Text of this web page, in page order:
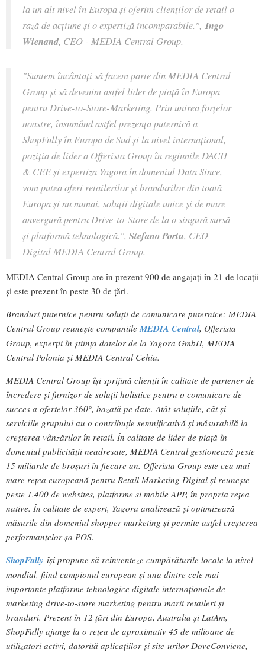
la un alt nivel în Europa și oferim clienților de retail o
rază de acțiune și o expertiză incomparabile.", Ingo
Wienand, CEO - MEDIA Central Group.
"Suntem încântați să facem parte din MEDIA Central
Group și să devenim astfel lider de piață în Europa
pentru Drive-to-Store-Marketing. Prin unirea forțelor
noastre, însumând astfel prezența puternică a
ShopFully în Europa de Sud și la nivel internațional,
poziția de lider a Offerista Group în regiunile DACH
& CEE și expertiza Yagora în domeniul Data Since,
vom putea oferi retailerilor și brandurilor din toată
Europa și nu numai, soluții digitale unice și de mare
anvergură pentru Drive-to-Store de la o singură sursă
și platformă tehnologică.", Stefano Portu, CEO
Digital MEDIA Central Group.
MEDIA Central Group are în prezent 900 de angajați în 21 de locații
și este prezent în peste 30 de țări.
Branduri puternice pentru soluții de comunicare puternice: MEDIA
Central Group reunește companiile MEDIA Central, Offerista
Group, experții în știința datelor de la Yagora GmbH, MEDIA
Central Polonia și MEDIA Central Cehia.
MEDIA Central Group își sprijină clienții în calitate de partener de
încredere și furnizor de soluții holistice pentru o comunicare de
succes a ofertelor 360°, bazată pe date. Atât soluțiile, cât și
serviciile grupului au o contribuție semnificativă și măsurabilă la
creșterea vânzărilor în retail. În calitate de lider de piață în
domeniul publicității neadresate, MEDIA Central gestionează peste
15 miliarde de broșuri în fiecare an. Offerista Group este cea mai
mare rețea europeană pentru Retail Marketing Digital și reunește
peste 1.400 de websites, platforme si mobile APP, în propria rețea
native. În calitate de expert, Yagora analizează și optimizează
măsurile din domeniul shopper marketing și permite astfel creșterea
performanțelor șa POS.
ShopFully își propune să reinventeze cumpărăturile locale la nivel
mondial, fiind campionul european și una dintre cele mai
importante platforme tehnologice digitale internaționale de
marketing drive-to-store marketing pentru marii retaileri și
branduri. Prezent în 12 țări din Europa, Australia și LatAm,
ShopFully ajunge la o rețea de aproximativ 45 de milioane de
utilizatori activi, datorită aplicațiilor și site-urilor DoveConviene,